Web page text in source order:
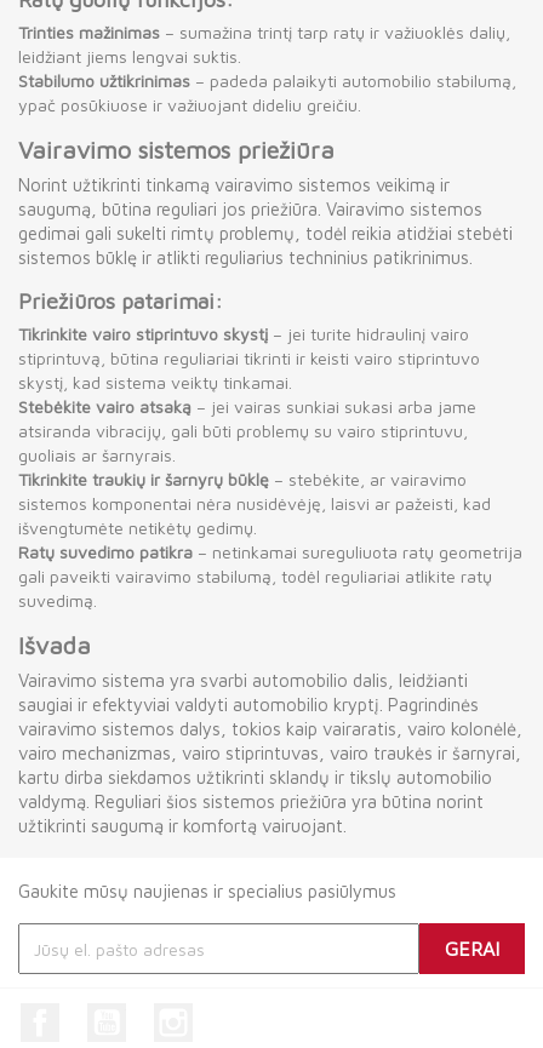
Trinties mažinimas – sumažina trintį tarp ratų ir važiuoklės dalių,
leidžiant jiems lengvai suktis.
Stabilumo užtikrinimas – padeda palaikyti automobilio stabilumą,
ypač posūkiuose ir važiuojant dideliu greičiu.
Vairavimo sistemos priežiūra
Norint užtikrinti tinkamą vairavimo sistemos veikimą ir
saugumą, būtina reguliari jos priežiūra. Vairavimo sistemos
gedimai gali sukelti rimtų problemų, todėl reikia atidžiai stebėti
sistemos būklę ir atlikti reguliarius techninius patikrinimus.
Priežiūros patarimai:
Tikrinkite vairo stiprintuvo skystį – jei turite hidraulinį vairo
stiprintuvą, būtina reguliariai tikrinti ir keisti vairo stiprintuvo
skystį, kad sistema veiktų tinkamai.
Stebėkite vairo atsaką – jei vairas sunkiai sukasi arba jame
atsiranda vibracijų, gali būti problemų su vairo stiprintuvu,
guoliais ar šarnyrais.
Tikrinkite traukių ir šarnyrų būklę – stebėkite, ar vairavimo
sistemos komponentai nėra nusidėvėję, laisvi ar pažeisti, kad
išvengtumėte netikėtų gedimų.
Ratų suvedimo patikra – netinkamai sureguliuota ratų geometrija
gali paveikti vairavimo stabilumą, todėl reguliariai atlikite ratų
suvedimą.
Išvada
Vairavimo sistema yra svarbi automobilio dalis, leidžianti
saugiai ir efektyviai valdyti automobilio kryptį. Pagrindinės
vairavimo sistemos dalys, tokios kaip vairaratis, vairo kolonėlė,
vairo mechanizmas, vairo stiprintuvas, vairo traukės ir šarnyrai,
kartu dirba siekdamos užtikrinti sklandų ir tikslų automobilio
valdymą. Reguliari šios sistemos priežiūra yra būtina norint
užtikrinti saugumą ir komfortą vairuojant.
Gaukite mūsų naujienas ir specialius pasiūlymus